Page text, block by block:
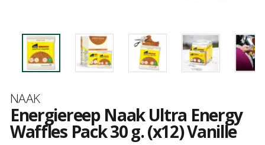
Merk
NAAK
Energiereep Naak Ultra Energy
Waffles Pack 30 g. (x12) Vanille